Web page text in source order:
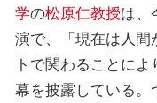
学の松原仁教授は、
演で、「現在は人
トで関わることに
幕を披露している